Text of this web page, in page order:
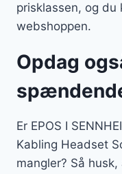
prisklassen, og du
webshoppen.
Opdag
Er EPOS I
Kabling Headset
mangler? Så